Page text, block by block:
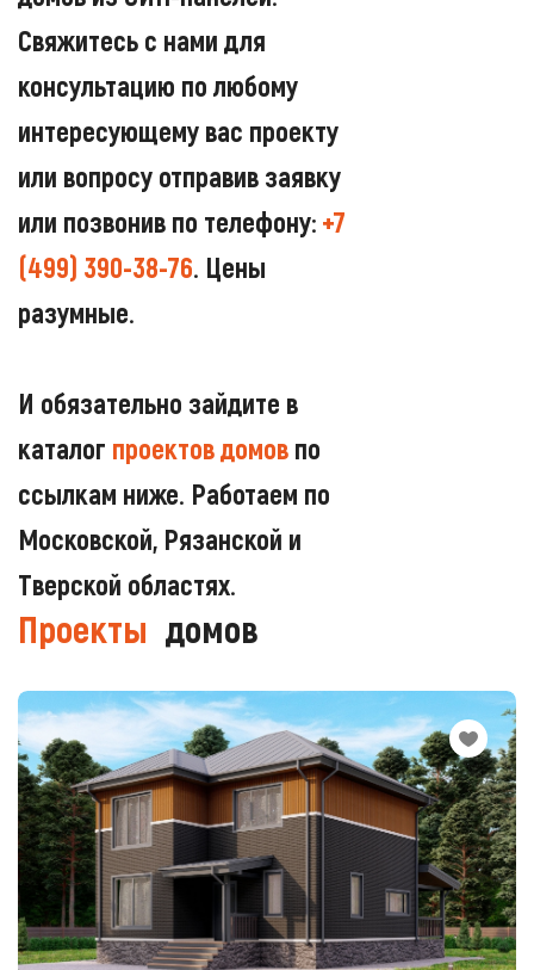
Свяжитесь с нами для
консультацию по любому
интересующему вас проекту
или вопросу отправив заявку
или позвонив по телефону: +7
(499) 390-38-76. Цены
разумные.
И обязательно зайдите в
каталог проектов домов по
ссылкам ниже. Работаем по
Московской, Рязанской и
Тверской областях.
Проекты домов